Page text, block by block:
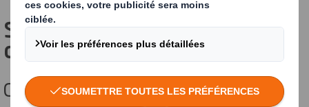
Stratégies pour réduire les
déchets d'emballage
Conception d'emballages écologiques